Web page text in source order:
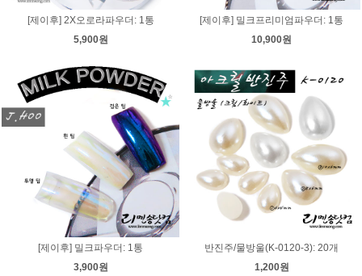
[제이후] 2X오로라파우더: 1통
5,900원
[제이후] 밀크프리미엄파우더: 1통
10,900원
[제이후] 밀크파우더: 1통
3,900원
반진주/물방울(K-0120-3): 20개
1,200원